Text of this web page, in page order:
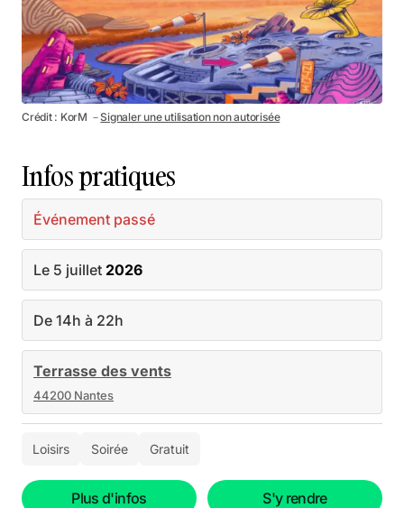
Crédit : KorM －Signaler une utilisation non autorisée
Infos pratiques
Événement passé
Le 5 juillet 2026
De 14h à 22h
Terrasse des vents
44200 Nantes
Loisirs Soirée Gratuit
Plus d'infos S'y rendre